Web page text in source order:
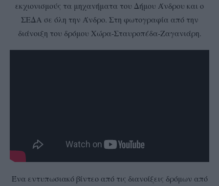
εκχιονισμούς τα μηχανήματα του Δήμου Άνδρου και ο
ΣΕΔΑ σε όλη την Άνδρο. Στη φωτογραφία από την
διάνοιξη του δρόμου Χώρα-Σταυροπέδα-Ζαγανιάρη.
Ένα εντυπωσιακό βίντεο από τις διανοίξεις δρόμων από